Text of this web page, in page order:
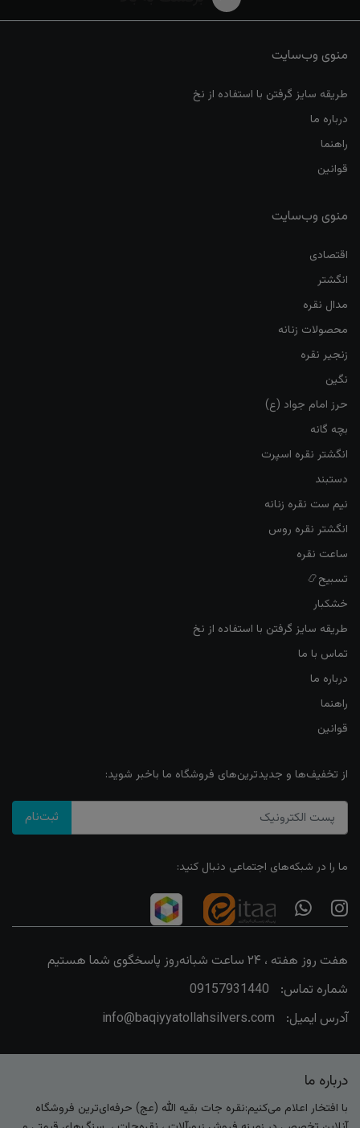
منوی وب‌سایت
طریقه سایز گرفتن با استفاده از نخ
درباره ما
راهنما
قوانین
منوی وب‌سایت
اقتصادی
انگشتر
مدال نقره
محصولات زنانه
زنجیر نقره
نگین
حرز امام جواد (ع)
بچه گانه
انگشتر نقره اسپرت
دستبند
نیم ست نقره زنانه
انگشتر نقره روس
ساعت نقره
تسبیح📿
خشکبار
طریقه سایز گرفتن با استفاده از نخ
تماس با ما
درباره ما
راهنما
قوانین
از تخفیف‌ها و جدیدترین‌های فروشگاه ما باخبر شوید:
ثبت‌نام
ما را در شبکه‌های اجتماعی دنبال کنید:
هفت روز هفته ، ۲۴ ساعت شبانه‌روز پاسخگوی شما هستیم
شماره تماس:
09157931440
آدرس ایمیل:
info@baqiyyatollahsilvers.com
درباره ما
با افتخار اعلام می‌کنیم:نقره جات بقیه الله (عج) حرفه‌ای‌ترین فروشگاه